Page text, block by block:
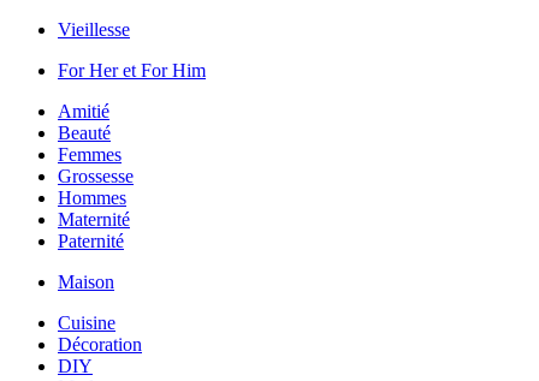
Vieillesse
For Her et For Him
Amitié
Beauté
Femmes
Grossesse
Hommes
Maternité
Paternité
Maison
Cuisine
Décoration
DIY